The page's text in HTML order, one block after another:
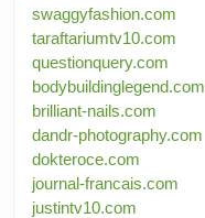
swaggyfashion.com
taraftariumtv10.com
questionquery.com
bodybuildinglegend.com
brilliant-nails.com
dandr-photography.com
dokteroce.com
journal-francais.com
justintv10.com